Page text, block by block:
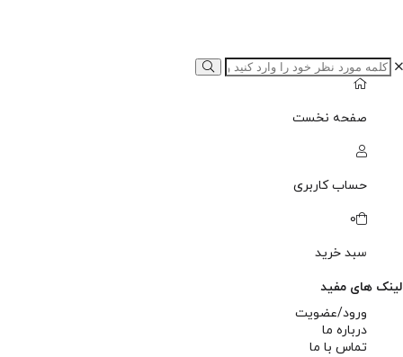
صفحه نخست
حساب کاربری
0
سبد خرید
لینک های مفید
ورود/عضویت
درباره ما
تماس با ما